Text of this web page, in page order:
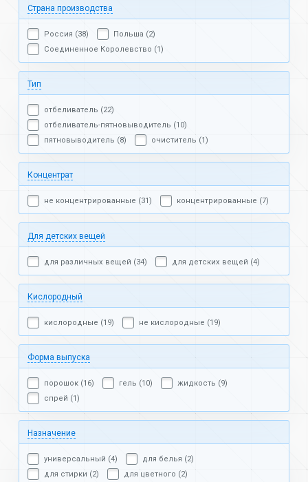
Страна производства
Россия (38)
Польша (2)
Соединенное Королевство (1)
Тип
отбеливатель (22)
отбеливатель-пятновыводитель (10)
пятновыводитель (8)
очиститель (1)
Концентрат
не концентрированные (31) концентрированные (7)
Для детских вещей
для различных вещей (34) для детских вещей (4)
Кислородный
кислородные (19) не кислородные (19)
Форма выпуска
порошок (16) гель (10)
жидкость (9)
спрей (1)
Назначение
универсальный (4)
для белья (2)
для стирки (2)
для цветного (2)